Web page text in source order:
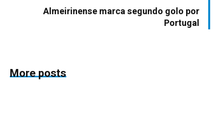
Almeirinense marca segundo golo por
Portugal
More posts